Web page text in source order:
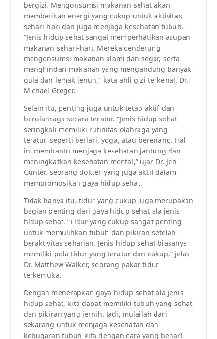
bergizi. Mengonsumsi makanan sehat akan
memberikan energi yang cukup untuk aktivitas
sehari-hari dan juga menjaga kesehatan tubuh.
“Jenis hidup sehat sangat memperhatikan asupan
makanan sehari-hari. Mereka cenderung
mengonsumsi makanan alami dan segar, serta
menghindari makanan yang mengandung banyak
gula dan lemak jenuh,” kata ahli gizi terkenal, Dr.
Michael Greger.
Selain itu, penting juga untuk tetap aktif dan
berolahraga secara teratur. “Jenis hidup sehat
seringkali memiliki rutinitas olahraga yang
teratur, seperti berlari, yoga, atau berenang. Hal
ini membantu menjaga kesehatan jantung dan
meningkatkan kesehatan mental,” ujar Dr. Jen
Gunter, seorang dokter yang juga aktif dalam
mempromosikan gaya hidup sehat.
Tidak hanya itu, tidur yang cukup juga merupakan
bagian penting dari gaya hidup sehat ala jenis
hidup sehat. “Tidur yang cukup sangat penting
untuk memulihkan tubuh dan pikiran setelah
beraktivitas seharian. Jenis hidup sehat biasanya
memiliki pola tidur yang teratur dan cukup,” jelas
Dr. Matthew Walker, seorang pakar tidur
terkemuka.
Dengan menerapkan gaya hidup sehat ala jenis
hidup sehat, kita dapat memiliki tubuh yang sehat
dan pikiran yang jernih. Jadi, mulailah dari
sekarang untuk menjaga kesehatan dan
kebugaran tubuh kita dengan cara yang benar!